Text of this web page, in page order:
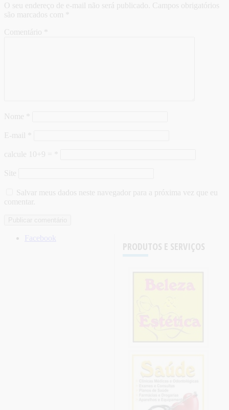
O seu endereço de e-mail não será publicado. Campos obrigatórios
são marcados com
Comentário
Nome
E-mail
calcule 10+9 =
Site
Salvar meus dados neste navegador para a próxima vez que eu
comentar.
PRODUTOS E SERVIÇOS
Facebook